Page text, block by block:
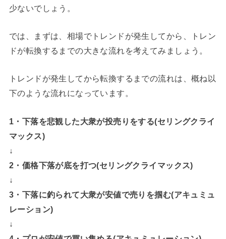
少ないでしょう。
では、まずは、相場でトレンドが発生してから、トレン
ドが転換するまでの大きな流れを考えてみましょう。
トレンドが発生してから転換するまでの流れは、概ね以
下のような流れになっています。
1・下落を悲観した大衆が投売りをする(セリングクライ
マックス)
↓
2・価格下落が底を打つ(セリングクライマックス)
↓
3・下落に釣られて大衆が安値で売りを掴む(アキュミュ
レーション)
↓